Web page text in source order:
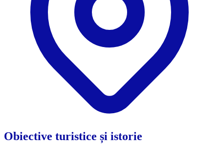
Obiective turistice și istorie